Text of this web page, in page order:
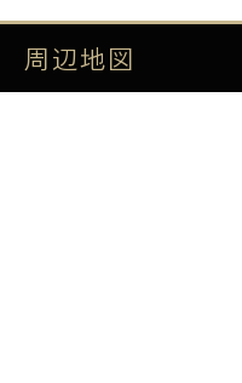
■エレベーター
■TVモニター付きイ
■システムガスキッ
周辺地図